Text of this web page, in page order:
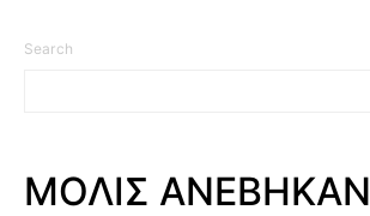
Search
ΜΟΛΙΣ ΑΝΕΒΗΚΑΝ